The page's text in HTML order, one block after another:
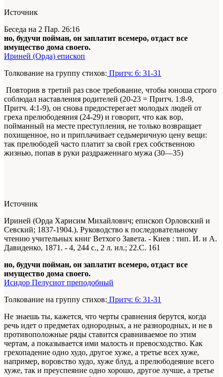
Источник
Беседа на 2 Пар. 26:16
но, будучи пойман, он заплатит всемеро, отдаст все
имущество дома своего.
Ириней (Орда) епископ
Толкование на группу стихов: Притч: 6: 31-31
Повторив в третий раз свое требование, чтобы юноша строго
соблюдал наставления родителей (20-23 = Притч. 1:8-9,
Притч. 4:1-9), он снова предостерегает молодых людей от
греха прелюбодеяния (24-29) и говорит, что как вор,
пойманный на месте преступления, не только возвращает
похищенное, но и приплачивает седьмеричную цену вещи:
так прелюбодей часто платит за свой грех собственною
жизнью, попав в руки раздраженнаго мужа (30—35)
Источник
Ириней (Орда Харисим Михайлович; епископ Орловский и
Севский; 1837-1904.). Руководство к последовательному
чтению учительных книг Ветхого Завета. - Киев : тип. И. и А.
Давиденко, 1871. - 4, 244 с., 2 л. ил.; 22.С. 161
но, будучи пойман, он заплатит всемеро, отдаст все
имущество дома своего.
Исидор Пелусиот преподобный
Толкование на группу стихов: Притч: 6: 31-31
Не знаешь ты, кажется, что черты сравнения берутся, когда
речь идет о предметах однородных, а не разнородных, и не в
противоположные ряды ставится сравниваемое по этим
чертам, а показывается ими малость и превосходство. Как
грехопадение одно худо, другое хуже, а третье всех хуже,
например, воровство худо, хуже блуд, а прелюбодеяние всего
хуже, так и преуспеяние одно хорошо, другое лучше, а третье